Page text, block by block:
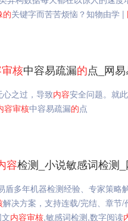
的关键字而苦苦烦恼？知物由学 |
审核中容易疏漏的点_网
之过，导致内容安全问题。就
容审核中容易疏漏的点
容检测_小说敏感词检测
盾多年机器检测经验、专家策略
解决方案，支持连载/完结、章节/
内容审核,敏感词检测,数字阅读